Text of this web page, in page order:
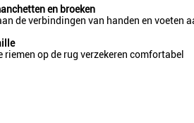
en broeken
de verbindingen van handen en
riemen op de rug verzekeren comfortabel